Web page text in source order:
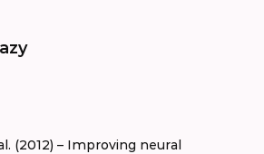
(2012) – Improving neural